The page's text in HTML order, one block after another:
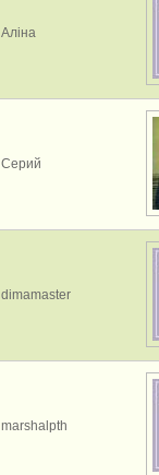
Аліна
Серий
dimamaster
marshalpth